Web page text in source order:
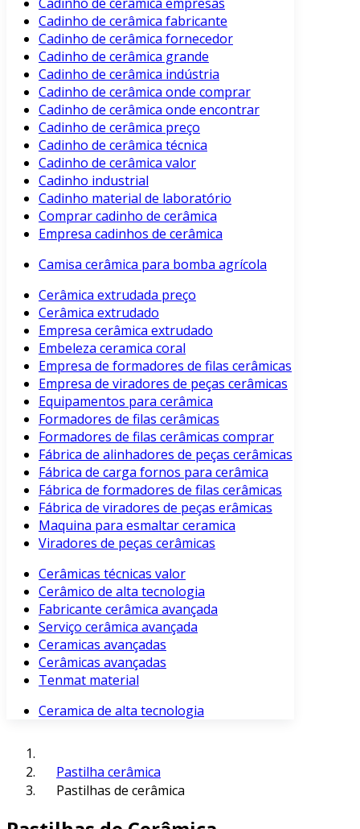
Cadinho de cerâmica fabricante
Cadinho de cerâmica fornecedor
Cadinho de cerâmica grande
Cadinho de cerâmica indústria
Cadinho de cerâmica onde comprar
Cadinho de cerâmica onde encontrar
Cadinho de cerâmica preço
Cadinho de cerâmica técnica
Cadinho de cerâmica valor
Cadinho industrial
Cadinho material de laboratório
Comprar cadinho de cerâmica
Empresa cadinhos de cerâmica
Camisa cerâmica para bomba agrícola
Cerâmica extrudada preço
Cerâmica extrudado
Empresa cerâmica extrudado
Embeleza ceramica coral
Empresa de formadores de filas cerâmicas
Empresa de viradores de peças cerâmicas
Equipamentos para cerâmica
Formadores de filas cerâmicas
Formadores de filas cerâmicas comprar
Fábrica de alinhadores de peças cerâmicas
Fábrica de carga fornos para cerâmica
Fábrica de formadores de filas cerâmicas
Fábrica de viradores de peças erâmicas
Maquina para esmaltar ceramica
Viradores de peças cerâmicas
Cerâmicas técnicas valor
Cerâmico de alta tecnologia
Fabricante cerâmica avançada
Serviço cerâmica avançada
Ceramicas avançadas
Cerâmicas avançadas
Tenmat material
Ceramica de alta tecnologia
Pastilha cerâmica
Pastilhas de cerâmica